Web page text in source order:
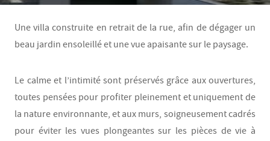
Une villa construite en retrait de la rue, afin de dégager un
beau jardin ensoleillé et une vue apaisante sur le paysage.
Le calme et l’intimité sont préservés grâce aux ouvertures,
toutes pensées pour profiter pleinement et uniquement de
la nature environnante, et aux murs, soigneusement cadrés
pour éviter les vues plongeantes sur les pièces de vie à